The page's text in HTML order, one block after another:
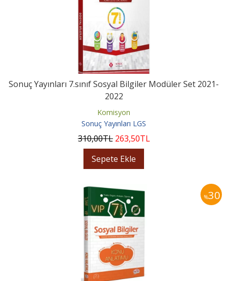
Sonuç Yayınları 7.sınıf Sosyal Bilgiler Modüler Set 2021-
2022
Komisyon
Sonuç Yayınları LGS
310,00TL 263,50TL
Sepete Ekle
%30